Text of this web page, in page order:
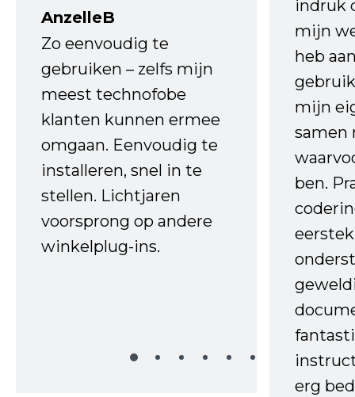
AnzelleB
Zo eenvoudig te
gebruiken – zelfs mijn
meest technofobe
klanten kunnen ermee
omgaan. Eenvoudig te
installeren, snel in te
stellen. Lichtjaren
voorsprong op andere
winkelplug-ins.
indruk
mijn
heb
mijn
samen
ben.
erg